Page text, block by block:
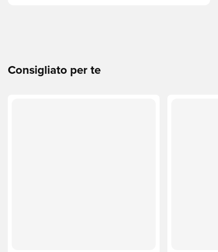
Consigliato per te